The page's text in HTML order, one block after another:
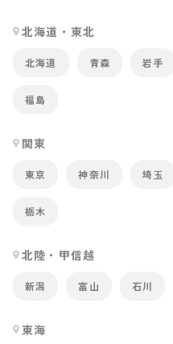
北海道・東北
北海道 青森 岩手
福島
関東
東京 神奈川 埼玉
栃木
北陸・甲信越
新潟 富山 石川
東海